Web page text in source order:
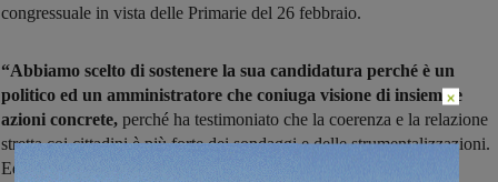
congressuale in vista delle Primarie del 26 febbraio.
“Abbiamo scelto di sostenere la sua candidatura perché è un
politico ed un amministratore che coniuga visione di insieme e
azioni concrete, perché ha testimoniato che la coerenza e la relazione
stretta coi cittadini è più forte dei sondaggi e delle strumentalizzazioni.
Ed è ciò che lo ha portato a divenire presidente di Regione – ha
×